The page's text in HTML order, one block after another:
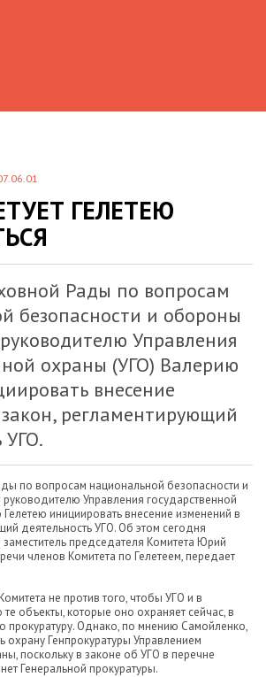
ГЕЛЕТЕЮ
Рады по вопросам
безопасности и обороны
Управления
охраны (УГО) Валерию
внесение
регламентирующий
УГО.
по вопросам национальной безопасности и
Управления государственной
инициировать внесение изменений в
деятельность УГО. Об этом сегодня
председателя Комитета Юрий
членов Комитета по Гелетеем, передает
не против того, чтобы УГО и в
объекты, которые оно охраняет сейчас, в
прокуратуру. Однако, по мнению Самойленко,
охрану Генпрокуратуры Управлением
поскольку в законе об УГО в перечне
Генеральной прокуратуры.